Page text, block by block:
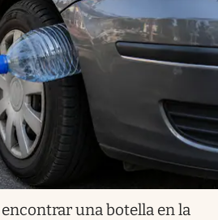
una botella en la